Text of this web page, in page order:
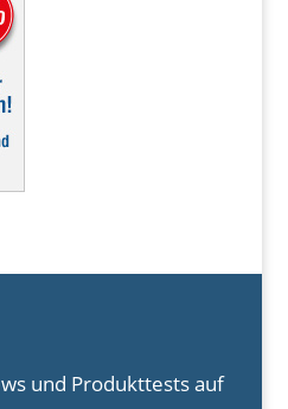
und Produkttests auf